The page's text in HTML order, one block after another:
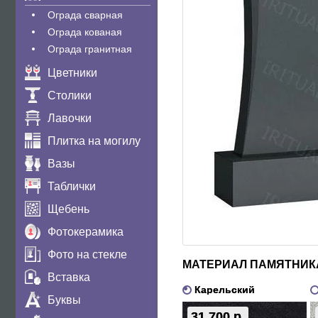
Ограда сварная
Ограда кованая
Ограда гранитная
Цветники
Столики
Лавочки
Плитка на могилу
Вазы
Таблички
Щебень
Фотокерамика
Фото на стекле
Вставка
Буквы
МАТЕРИАЛ
Карельский